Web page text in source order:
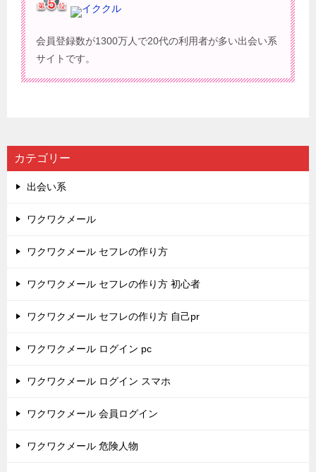
イククル
会員登録数が1300万人で20代の利用者が多い出会い系
サイトです。
カテゴリー
出会い系
ワクワクメール
ワクワクメール セフレの作り方
ワクワクメール セフレの作り方 初心者
ワクワクメール セフレの作り方 自己pr
ワクワクメール ログイン pc
ワクワクメール ログイン スマホ
ワクワクメール 会員ログイン
ワクワクメール 危険人物